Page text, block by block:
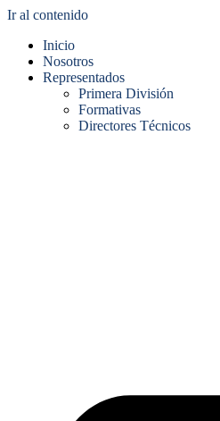
Ir al contenido
Inicio
Nosotros
Representados
Primera División
Formativas
Directores Técnicos